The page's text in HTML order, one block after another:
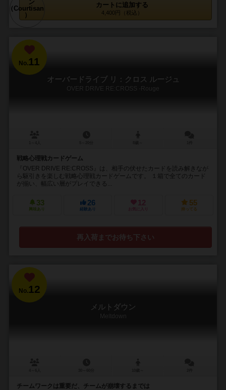
カートに追加する
4,400円（税込）
No.11
オーバードライブ リ：クロス ルージュ
OVER DRIVE RE:CROSS -Rouge
戦略心理戦カードゲーム
『OVER DRIVE RE:CROSS』は、相手の伏せたカードを読み解きなが
ら駆引きを楽しむ戦略心理戦カードゲームです。 １箱で全てのカード
が揃い、幅広い層がプレイできる...
33
興味あり
26
経験あり
12
お気に入り
55
持ってる
再入荷までお待ち下さい
No.12
メルトダウン
Meltdown
チームワークは重要だ、チームが崩壊するまでは